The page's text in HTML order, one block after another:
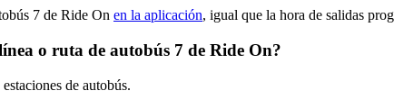
7 de Ride On en la aplicación, igual que la hora de salidas
o ruta de autobús 7 de Ride On?
de autobús.